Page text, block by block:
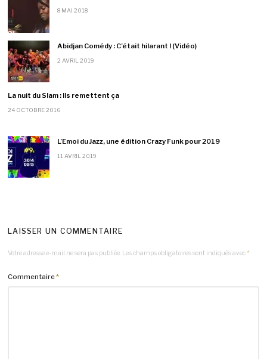
8 MAI 2018
Abidjan Comédy : C’était hilarant ! (Vidéo)
2 AVRIL 2019
La nuit du Slam : Ils remettent ça
24 OCTOBRE 2016
L’Emoi du Jazz, une édition Crazy Funk pour 2019
11 AVRIL 2019
LAISSER UN COMMENTAIRE
Votre adresse e-mail ne sera pas publiée. Les champs obligatoires sont indiqués avec *
Commentaire*